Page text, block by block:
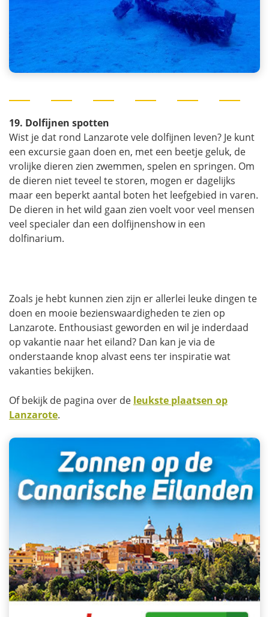
19. Dolfijnen spotten
Wist je dat rond Lanzarote vele dolfijnen leven? Je kunt
een excursie gaan doen en, met een beetje geluk, de
vrolijke dieren zien zwemmen, spelen en springen. Om
de dieren niet teveel te storen, mogen er dagelijks
maar een beperkt aantal boten het leefgebied in varen.
De dieren in het wild gaan zien voelt voor veel mensen
veel specialer dan een dolfijnenshow in een
dolfinarium.
Zoals je hebt kunnen zien zijn er allerlei leuke dingen te
doen en mooie bezienswaardigheden te zien op
Lanzarote. Enthousiast geworden en wil je inderdaad
op vakantie naar het eiland? Dan kan je via de
onderstaande knop alvast eens ter inspiratie wat
vakanties bekijken.
Of bekijk de pagina over de leukste plaatsen op
Lanzarote.